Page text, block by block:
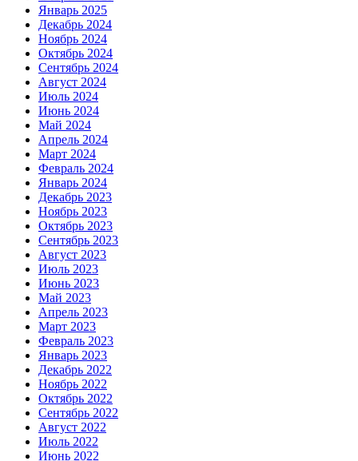
Январь 2025
Декабрь 2024
Ноябрь 2024
Октябрь 2024
Сентябрь 2024
Август 2024
Июль 2024
Июнь 2024
Май 2024
Апрель 2024
Март 2024
Февраль 2024
Январь 2024
Декабрь 2023
Ноябрь 2023
Октябрь 2023
Сентябрь 2023
Август 2023
Июль 2023
Июнь 2023
Май 2023
Апрель 2023
Март 2023
Февраль 2023
Январь 2023
Декабрь 2022
Ноябрь 2022
Октябрь 2022
Сентябрь 2022
Август 2022
Июль 2022
Июнь 2022